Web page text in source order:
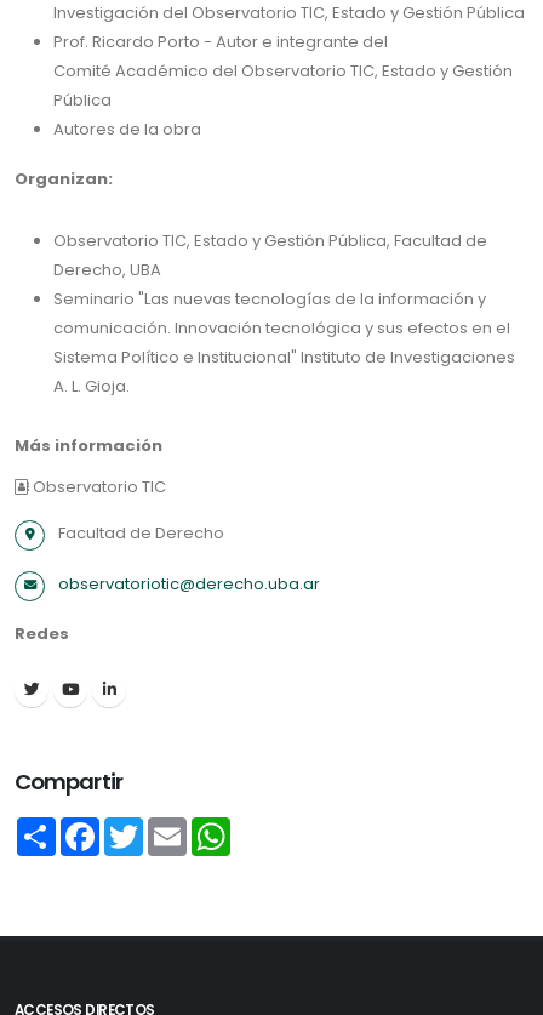
Investigación del Observatorio TIC, Estado y Gestión Pública
Prof. Ricardo Porto - Autor e integrante del
Comité Académico del Observatorio TIC, Estado y Gestión
Pública
Autores de la obra
Organizan:
Observatorio TIC, Estado y Gestión Pública, Facultad de
Derecho, UBA
Seminario "Las nuevas tecnologías de la información y
comunicación. Innovación tecnológica y sus efectos en el
Sistema Político e Institucional" Instituto de Investigaciones
A. L. Gioja.
Más información
Observatorio TIC
Facultad de Derecho
observatoriotic@derecho.uba.ar
Redes
Compartir
Share Facebook
TwitterEmail
ACCESOS DIRECTOS